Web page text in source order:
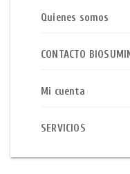
Quienes somos
CONTACTO
Mi cuenta
SERVICIOS